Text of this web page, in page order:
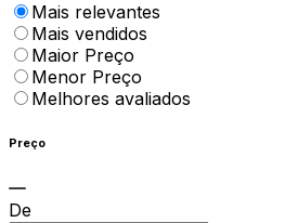
Mais relevantes
Mais vendidos
Maior Preço
Menor Preço
Melhores avaliados
Preço
De